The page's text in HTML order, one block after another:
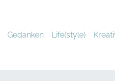
Gedanken Life(style)